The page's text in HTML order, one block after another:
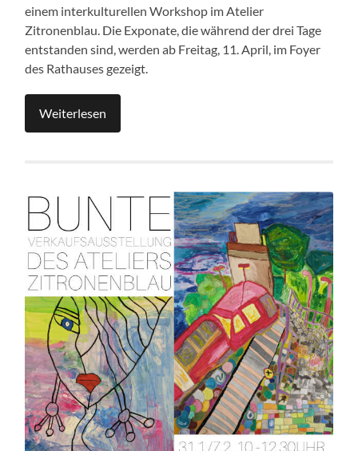
einem interkulturellen Workshop im Atelier
Zitronenblau. Die Exponate, die während der drei Tage
entstanden sind, werden ab Freitag, 11. April, im Foyer
des Rathauses gezeigt.
Weiterlesen